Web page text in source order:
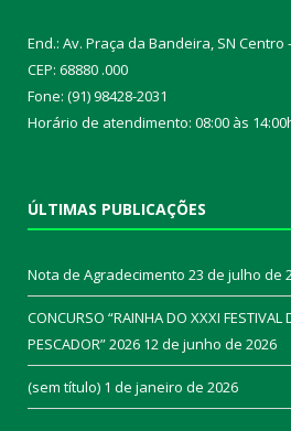
End.: Av. Praça da Bandeira, SN Centro
CEP: 68880 .000
Fone: (91) 98428-2031
Horário de atendimento: 08:00 às
ÚLTIMAS PUBLICAÇÕES
Nota de Agradecimento 23 de julho de
CONCURSO “RAINHA DO XXXI FESTIVAL
PESCADOR” 2026 12 de junho de 2026
(sem título) 1 de janeiro de 2026